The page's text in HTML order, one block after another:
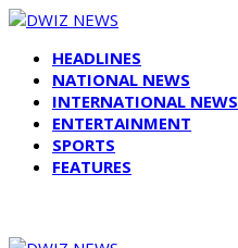
HEADLINES
NATIONAL NEWS
INTERNATIONAL NEWS
ENTERTAINMENT
SPORTS
FEATURES